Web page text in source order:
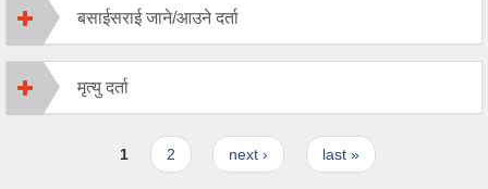
बसाईसराई जाने/आउने दर्ता
मृत्यु दर्ता
1 2 next › last »